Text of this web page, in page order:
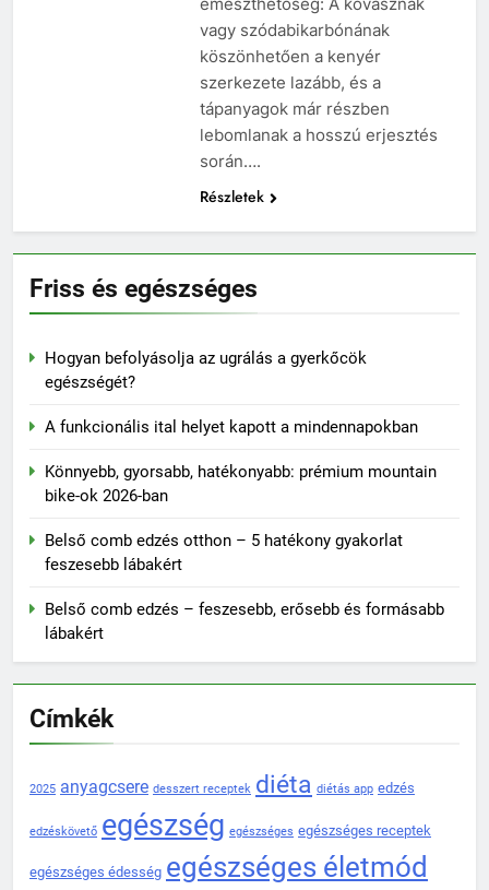
vagy szódabikarbónának
köszönhetően a kenyér
szerkezete lazább, és a
tápanyagok már részben
lebomlanak a hosszú erjesztés
során….
Részletek
Friss és egészséges
Hogyan befolyásolja az ugrálás a gyerkőcök
egészségét?
A funkcionális ital helyet kapott a mindennapokban
Könnyebb, gyorsabb, hatékonyabb: prémium mountain
bike-ok 2026-ban
Belső comb edzés otthon – 5 hatékony gyakorlat
feszesebb lábakért
Belső comb edzés – feszesebb, erősebb és formásabb
lábakért
Címkék
2025 anyagcsere desszert receptek diéta diétás app edzés
edzéskövető egészség egészséges egészséges receptek
egészséges édesség egészséges életmód